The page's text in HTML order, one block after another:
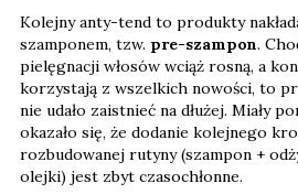
Kolejny anty-tend to produkty
szamponem, tzw. pre-szampon.
pielęgnacji włosów wciąż rosną, a
korzystają z wszelkich nowości, to
nie udało zaistnieć na dłużej. Miały
okazało się, że dodanie kolejnego
rozbudowanej rutyny (szampon +
olejki) jest zbyt czasochłonne.